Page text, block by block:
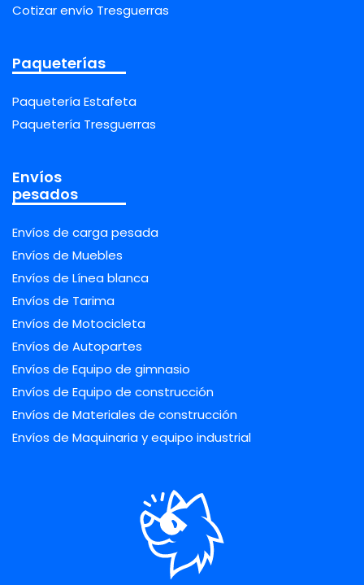
Cotizar envío Tresguerras
Paqueterías
Paquetería Estafeta
Paquetería Tresguerras
Envíos
pesados
Envíos de carga pesada
Envíos de Muebles
Envíos de Línea blanca
Envíos de Tarima
Envíos de Motocicleta
Envíos de Autopartes
Envíos de Equipo de gimnasio
Envíos de Equipo de construcción
Envíos de Materiales de construcción
Envíos de Maquinaria y equipo industrial